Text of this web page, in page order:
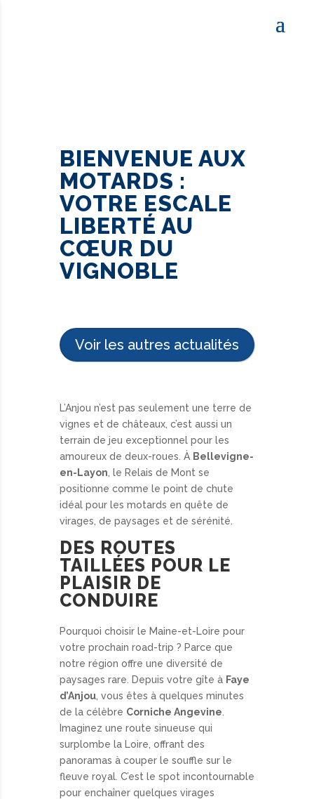
BIENVENUE AUX
MOTARDS :
VOTRE ESCALE
LIBERTÉ AU
CŒUR DU
VIGNOBLE
Voir les autres actualités
L’Anjou n’est pas seulement une terre de
vignes et de châteaux, c’est aussi un
terrain de jeu exceptionnel pour les
amoureux de deux-roues. À Bellevigne-
en-Layon , le Relais de Mont se
positionne comme le point de chute
idéal pour les motards en quête de
virages, de paysages et de sérénité.
DES ROUTES
TAILLÉES POUR LE
PLAISIR DE
CONDUIRE
Pourquoi choisir le Maine-et-Loire pour
votre prochain road-trip ? Parce que
notre région offre une diversité de
paysages rare. Depuis votre gîte à Faye
d’Anjou, vous êtes à quelques minutes
de la célèbre Corniche Angevine
Imaginez une route sinueuse qui
surplombe la Loire, offrant des
panoramas à couper le souffle sur le
fleuve royal. C’est le spot incontournable
pour enchaîner quelques virages